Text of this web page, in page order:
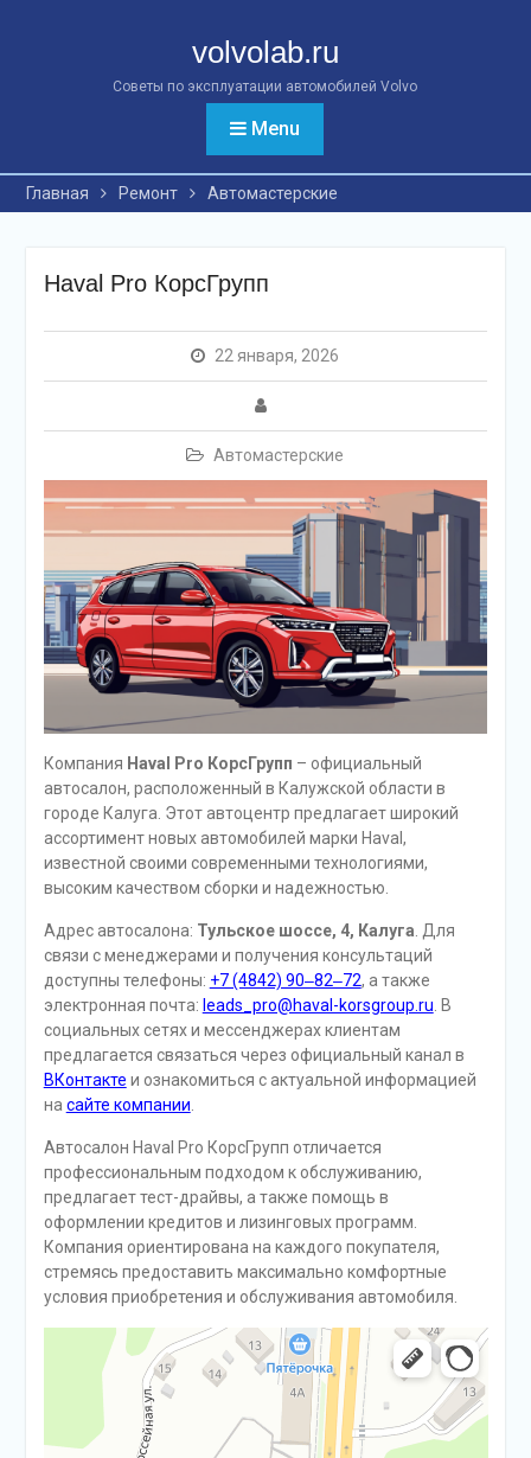
volvolab.ru
Советы по эксплуатации автомобилей Volvo
Menu
Главная Ремонт Автомастерские
Haval Pro КорсГрупп
22 января, 2026
Автомастерские
Компания Haval Pro КорсГрупп – официальный
автосалон, расположенный в Калужской области в
городе Калуга. Этот автоцентр предлагает широкий
ассортимент новых автомобилей марки Haval,
известной своими современными технологиями,
высоким качеством сборки и надежностью.
Адрес автосалона: Тульское шоссе, 4, Калуга. Для
связи с менеджерами и получения консультаций
доступны телефоны: +7 (4842) 90‒82‒72, а также
электронная почта: leads_pro@haval-korsgroup.ru. В
социальных сетях и мессенджерах клиентам
предлагается связаться через официальный канал в
ВКонтакте и ознакомиться с актуальной информацией
насайте компании.
Автосалон Haval Pro КорсГрупп отличается
профессиональным подходом к обслуживанию,
предлагает тест-драйвы, а также помощь в
оформлении кредитов и лизинговых программ.
Компания ориентирована на каждого покупателя,
стремясь предоставить максимально комфортные
условия приобретения и обслуживания автомобиля.